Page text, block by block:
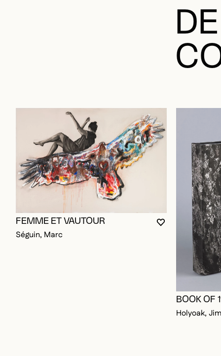
VOUS DEVEZ
FERMER LA
OUVRIR LA
FEMME ET VAUTOUR
Séguin, Marc
BOOK OF
Holyoak, Jim